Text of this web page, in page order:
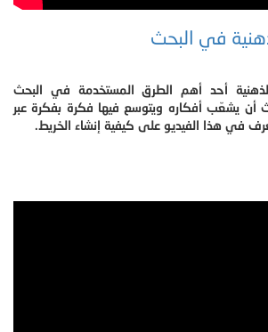
في البحث
أحد أهم الطرق المستخدمة في البحث
أن يشعّب أفكاره ويتوسع فيها فكرة بفكرة عبر
في هذا الفيديو على كيفية إنشاء الخريط.